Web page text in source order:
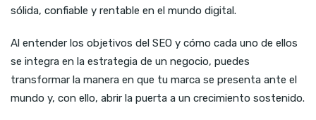
sólida, confiable y rentable en el mundo digital.
Al entender los objetivos del SEO y cómo cada uno de ellos
se integra en la estrategia de un negocio, puedes
transformar la manera en que tu marca se presenta ante el
mundo y, con ello, abrir la puerta a un crecimiento sostenido.